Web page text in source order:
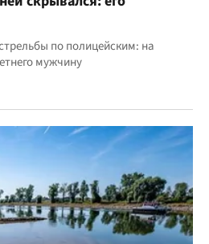
по полицейским: на
мужчину